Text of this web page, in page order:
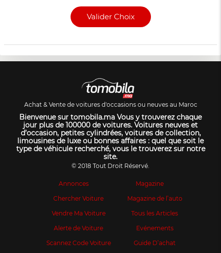
Valider Choix
Achat & Vente de voitures d'occasions ou neuves au Maroc
Bienvenue sur tomobila.ma Vous y trouverez chaque
jour plus de 100000 de voitures. Voitures neuves et
d’occasion, petites cylindrées, voitures de collection,
limousines de luxe ou bonnes affaires : quel que soit le
type de véhicule recherché, vous le trouverez sur notre
site.
© 2018 Tout Droit Réservé.
Annonces
Chercher Voiture
Vendre Ma Voiture
Alerte de Voiture
Scannez Code Voiture
Magazine
Magazine de l’auto
Tous les Articles
Evénements
Guide D’achat